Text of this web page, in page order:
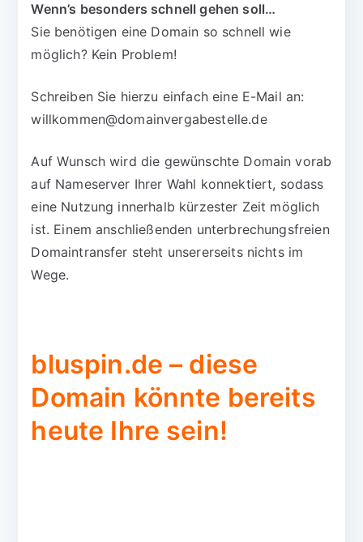
Wenn’s besonders schnell gehen soll…
Sie benötigen eine Domain so schnell wie
möglich? Kein Problem!
Schreiben Sie hierzu einfach eine E-Mail an:
willkommen@domainvergabestelle.de
Auf Wunsch wird die gewünschte Domain vorab
auf Nameserver Ihrer Wahl konnektiert, sodass
eine Nutzung innerhalb kürzester Zeit möglich
ist. Einem anschließenden unterbrechungsfreien
Domaintransfer steht unsererseits nichts im
Wege.
bluspin.de – diese
Domain könnte bereits
heute Ihre sein!